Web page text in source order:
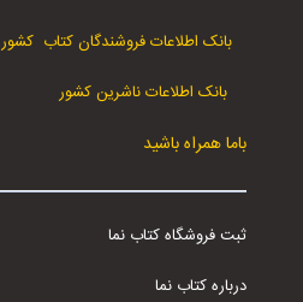
بانک اطلاعات فروشندگان کتاب کشور
بانک اطلاعات ناشرین کشور
باما همراه باشید
ثبت فروشگاه کتاب نما
درباره کتاب نما